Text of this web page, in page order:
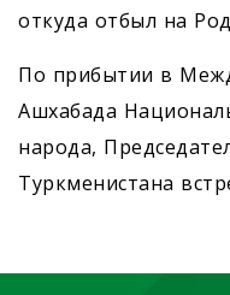
откуда отбыл на
По прибытии в
Ашхабада
народа,
Туркменистана